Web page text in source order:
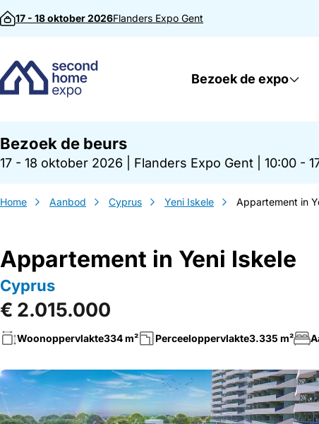
Direct naar inhoud
17 - 18 oktober 2026Flanders Expo Gent
Bezoek de expo
Bezoek de beurs
17 - 18 oktober 2026 Flanders Expo Gent 10:00 -
Home Aanbod Cyprus Yeni Iskele Appartement in
Appartement in Yeni Iskele
Cyprus
€ 2.015.000
Woonoppervlakte334 m² Perceeloppervlakte3.335 m²